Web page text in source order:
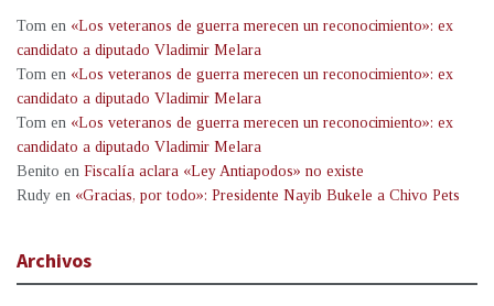
Tom en «Los veteranos de guerra merecen un reconocimiento»: ex
candidato a diputado Vladimir Melara
Tom en «Los veteranos de guerra merecen un reconocimiento»: ex
candidato a diputado Vladimir Melara
Tom en «Los veteranos de guerra merecen un reconocimiento»: ex
candidato a diputado Vladimir Melara
Benito en Fiscalía aclara «Ley Antiapodos» no existe
Rudy en «Gracias, por todo»: Presidente Nayib Bukele a Chivo Pets
Archivos